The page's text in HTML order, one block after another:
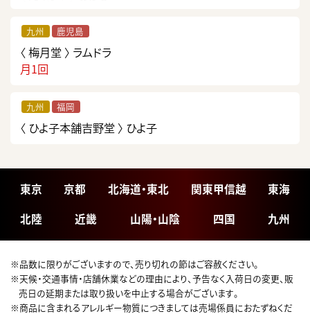
九州 鹿児島
〈 梅月堂 〉 ラムドラ
月1回
九州 福岡
〈 ひよ子本舗吉野堂 〉 ひよ子
東京 京都 北海道・東北 関東甲信越
東海
北陸
近畿 山陽・山陰 四国 九州
※品数に限りがございますので、売り切れの節はご容赦ください。
※天候・交通事情・店舗休業などの理由により、予告なく入荷日の変更、販
売日の延期または取り扱いを中止する場合がございます。
※商品に含まれるアレルギー物質につきましては売場係員におたずねくだ